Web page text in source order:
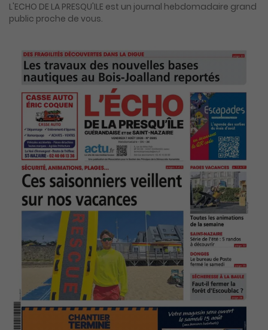
L'ECHO DE LA PRESQU'ILE est un journal hebdomadaire grand
public proche de vous.